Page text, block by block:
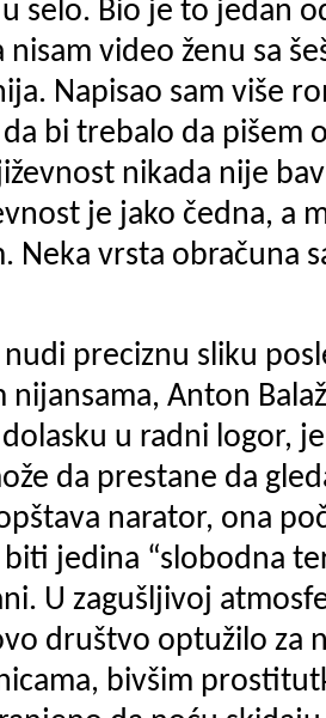
selo. Bio je to jedan
nisam video ženu sa
Napisao sam više
bi trebalo da pišem
nikada nije
je jako čedna, a
Neka vrsta obračuna
preciznu sliku
nijansama, Anton
u radni logor,
da prestane da
narator, ona
jedina “slobodna
U zagušljivoj
društvo optužilo za
bivšim